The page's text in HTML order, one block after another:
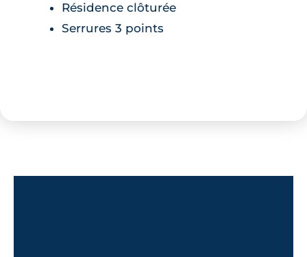
Résidence clôturée
Serrures 3 points